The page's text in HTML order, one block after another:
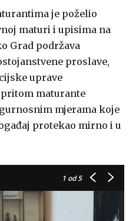
je poželio
maturi i upisima na
Grad podržava
proslave,
uprave
maturante
mjerama koje
protekao mirno i u
1 od 5